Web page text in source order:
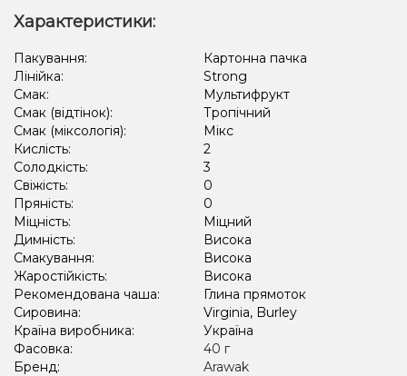
Характеристики:
Пакування:
Картонна пачка
Лінійка:
Strong
Смак:
Мультифрукт
Смак (відтінок):
Тропічний
Смак (міксологія):
Мікс
Кислість:
2
Солодкість:
3
Свіжість:
0
Пряність:
0
Міцність:
Міцний
Димність:
Висока
Смакування:
Висока
Жаростійкість:
Висока
Рекомендована чаша:
Глина прямоток
Сировина:
Virginia, Burley
Країна виробника:
Україна
Фасовка:
40 г
Бренд:
Arawak